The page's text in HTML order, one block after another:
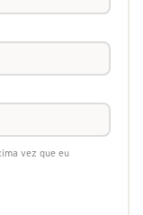
vez que eu